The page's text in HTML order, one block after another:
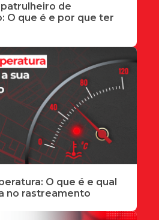
de
O que é e por que ter
O que é e qual
no rastreamento